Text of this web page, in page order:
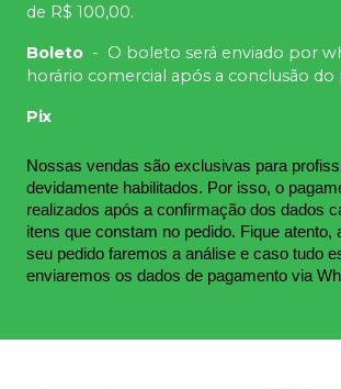
de R$ 100,00.
Boleto - O boleto será enviado por
horário comercial após a conclusão do
Pix
Nossas vendas são exclusivas para
devidamente habilitados. Por isso, o
realizados após a confirmação dos dados
itens que constam no pedido. Fique atento,
seu pedido faremos a análise e caso tudo
enviaremos os dados de pagamento via